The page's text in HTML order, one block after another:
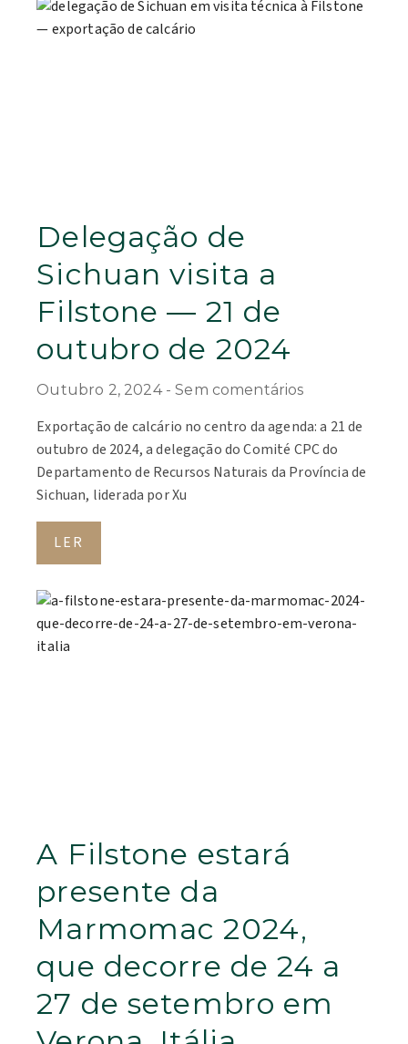
Delegação de
Sichuan visita a
Filstone — 21 de
outubro de 2024
Outubro 2, 2024 Sem comentários
Exportação de calcário no centro da agenda: a 21 de
outubro de 2024, a delegação do Comité CPC do
Departamento de Recursos Naturais da Província de
Sichuan, liderada por Xu
LER
A Filstone estará
presente da
Marmomac 2024,
que decorre de 24 a
27 de setembro em